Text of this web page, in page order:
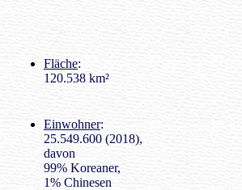
Fläche:
120.538 km²
Einwohner:
25.549.600 (2018),
davon
99% Koreaner,
1% Chinesen